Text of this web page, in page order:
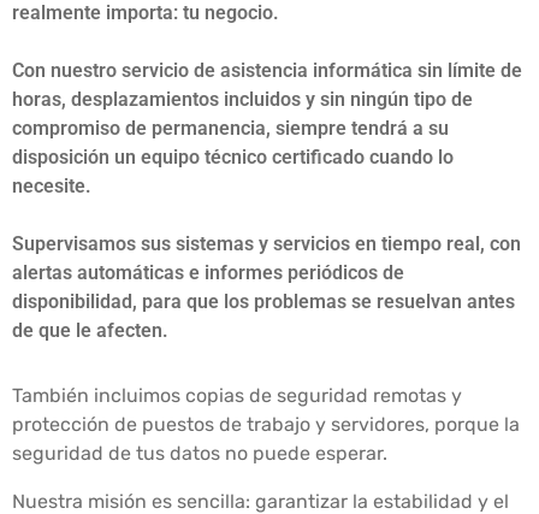
realmente importa: tu negocio.
Con nuestro servicio de asistencia informática sin límite de
horas, desplazamientos incluidos y sin ningún tipo de
compromiso de permanencia, siempre tendrá a su
disposición un equipo técnico certificado cuando lo
necesite.
Supervisamos sus sistemas y servicios en tiempo real, con
alertas automáticas e informes periódicos de
disponibilidad, para que los problemas se resuelvan antes
de que le afecten.
También incluimos copias de seguridad remotas y
protección de puestos de trabajo y servidores, porque la
seguridad de tus datos no puede esperar.
Nuestra misión es sencilla: garantizar la estabilidad y el